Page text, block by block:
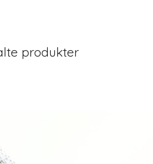
produkter